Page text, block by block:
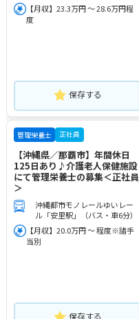
【月収】23.3万円 ～ 28.6万円程
度
保存する
管理栄養士 正社員
【沖縄県／那覇市】年間休日
125日あり♪介護老人保健施設
にて管理栄養士の募集＜正社員
＞
沖縄都市モノレールゆいレー
ル「安里駅」（バス・車6分）
【月収】20.0万円 ～ 程度※諸手
当別
保存する